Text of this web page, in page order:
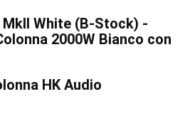
White (B-Stock) -
2000W Bianco con
HK Audio